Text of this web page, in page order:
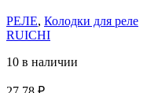
РЕЛЕ, Колодки для реле
RUICHI
10 в наличии